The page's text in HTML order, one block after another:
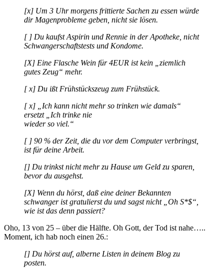
[x] Um 3 Uhr morgens frittierte Sachen zu essen würde
dir Magenprobleme geben, nicht sie lösen.
[ ] Du kaufst Aspirin und Rennie in der Apotheke, nicht
Schwangerschaftstests und Kondome.
[X] Eine Flasche Wein für 4EUR ist kein „ziemlich
gutes Zeug“ mehr.
[ x] Du ißt Frühstückszeug zum Frühstück.
[ x] „Ich kann nicht mehr so trinken wie damals“
ersetzt „Ich trinke nie
wieder so viel.“
[ ] 90 % der Zeit, die du vor dem Computer verbringst,
ist für deine Arbeit.
[] Du trinkst nicht mehr zu Hause um Geld zu sparen,
bevor du ausgehst.
[X] Wenn du hörst, daß eine deiner Bekannten
schwanger ist gratulierst du und sagst nicht „Oh S*$“,
wie ist das denn passiert?
Oho, 13 von 25 – über die Hälfte. Oh Gott, der Tod ist nahe…..
Moment, ich hab noch einen 26.:
[] Du hörst auf, alberne Listen in deinem Blog zu
posten.